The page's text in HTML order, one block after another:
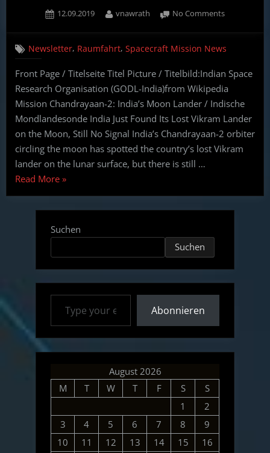
–
Posted
12.09.2019 By
vnawrath No Commentson
Mission
(English,
German)
–
12.09.19
Newsletter, Raumfahrt,Spacecraft Mission News
Front Page / Titelseite Titel Picture / Titelbild:Indian Space
Research Organisation (GODL-India)from Wikipedia
Mission Chandrayaan-2: India’s Moon Lander / Indische
Mondlandesonde India Just Found Its Lost Vikram Lander
on the Moon, Still No Signal India’s Chandrayaan-2 orbiter
circling the moon has spotted the country’s lost Vikram
lander on the lunar surface, but there is still …
Read More“Weekly
Spacecraft
Mission
News
(English,
–
12.09.19”
»
Suchen
Suchen
Type your email…
Abonnieren
August 2026
M
T W T F S
S
1
2
3
4 5 6 7 8
9
10
11 12 13 14 15
16